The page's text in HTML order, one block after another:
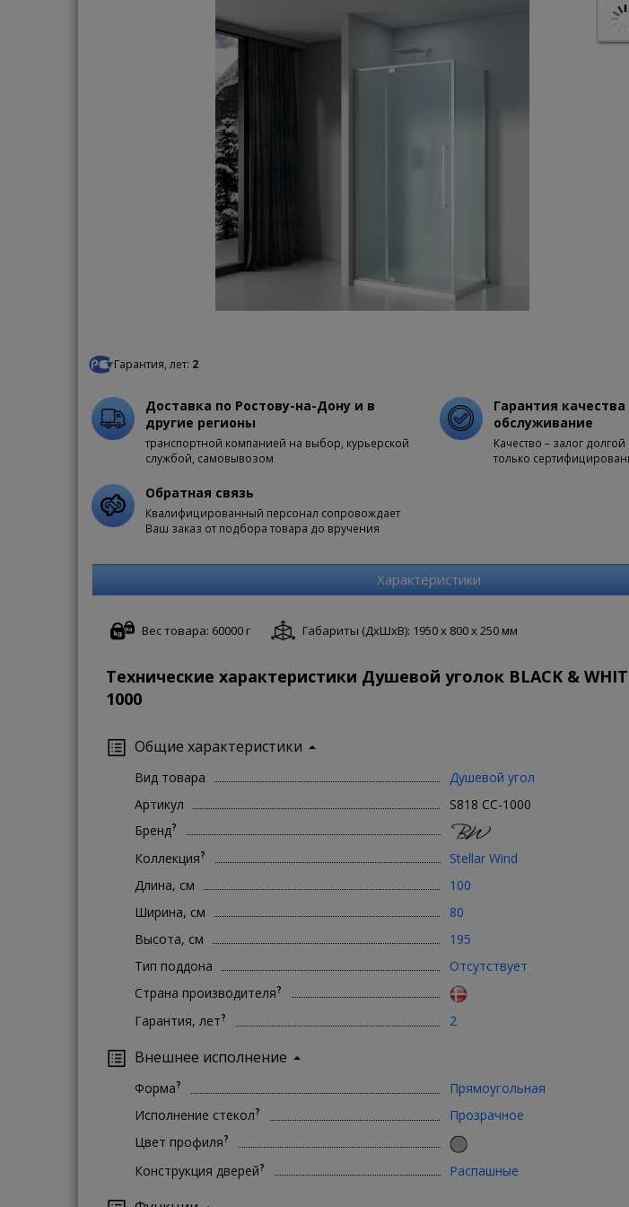
Гарантия, лет: 2
Доставка по Ростову-на-Дону и в
другие регионы
транспортной компанией на выбор, курьерской
службой, самовывозом
Гарантия
обслуживание
Качество – залог
только
Обратная связь
Квалифицированный персонал сопровождает
Ваш заказ от подбора товара до вручения
Характеристики
Вес товара: 60000 г Габариты (ДxШxВ): 1950 x 800 x 250 мм
Технические характеристики Душевой уголок BLACK &
1000
Общие характеристики
Вид товара
Душевой угол
Артикул
S818 CC-1000
Бренд?
Коллекция?
Stellar Wind
Длина, см
100
Ширина, см
80
Высота, см
195
Тип поддона
Отсутствует
Страна производителя?
Гарантия, лет? 2
Внешнее исполнение
Форма?
Прямоугольная
Исполнение стекол?
Прозрачное
Цвет профиля?
Конструкция дверей? Распашные